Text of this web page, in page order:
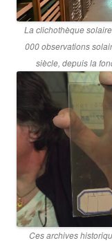
La clichothèque
000 observations
siècle, depuis la
Ces archives